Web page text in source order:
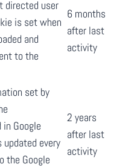
directed user
is set when
and
to the
6 months
after last
activity
set by
in Google
every
the Google
2 years
after last
activity